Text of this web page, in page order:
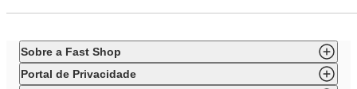
Sobre a Fast Shop
Portal de Privacidade